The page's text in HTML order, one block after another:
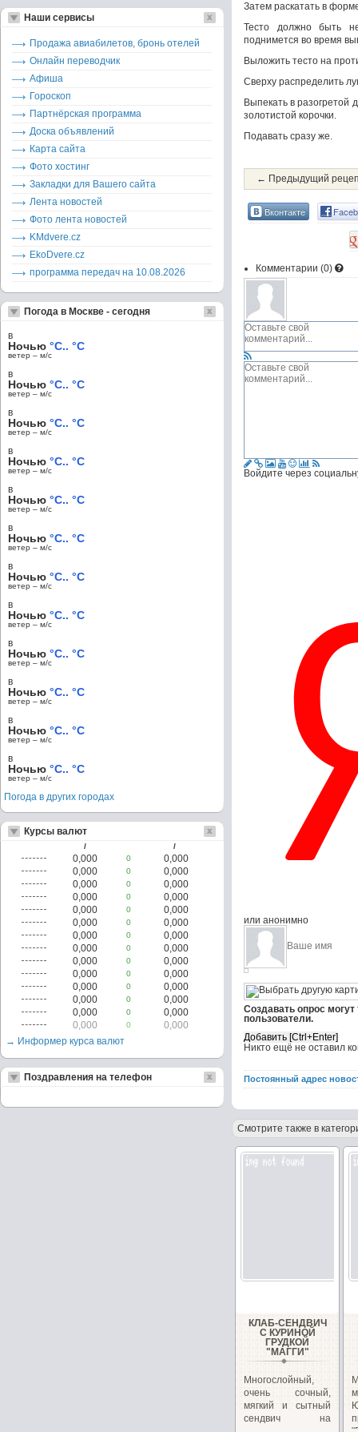
Затем раскатать в
Тесто должно быть
поднимется во время
Выложить тесто на
Сверху распределить
Выпекать в разогретой
золотистой корочки.
Подавать сразу же.
← Предыдущий
Вконтакте
Комментарии (0)
Войдите через
или анонимно
Создавать опрос
пользователи.
Никто ещё не оставил
Постоянный адрес
Смотрите также в
КЛАБ-СЕНДВИЧ
С КУРИНОЙ
ГРУДКОЙ
"МАГГИ"
Многослойный,
очень сочный,
мягкий и сытный
сендвич на
Наши сервисы
Продажа авиабилетов, бронь отелей
Онлайн переводчик
Афиша
Гороскоп
Партнёрская программа
Доска объявлений
Карта сайта
Фото хостинг
Закладки для Вашего сайта
Лента новостей
Фото лента новостей
KMdvere.cz
EkoDvere.cz
программа передач на 10.08.2026
Погода в Москве - сегодня
в
Ночью °C.. °C
ветер – м/c
в
Ночью °C.. °C
ветер – м/c
в
Ночью °C.. °C
ветер – м/c
в
Ночью °C.. °C
ветер – м/c
в
Ночью °C.. °C
ветер – м/c
в
Ночью °C.. °C
ветер – м/c
в
Ночью °C.. °C
ветер – м/c
в
Ночью °C.. °C
ветер – м/c
в
Ночью °C.. °C
ветер – м/c
в
Ночью °C.. °C
ветер – м/c
в
Ночью °C.. °C
ветер – м/c
в
Ночью °C.. °C
ветер – м/c
Погода в других городах
Курсы валют
/ /
0,000 0
0,000
0,000
0
0,000
0,000
0
0,000
0,000
0
0,000
0,000
0
0,000
0,000
0
0,000
0,000
0
0,000
0,000
0
0,000
0,000
0
0,000
0,000
0
0,000
0,000
0
0,000
0,000
0
0,000
0,000
0
0,000
0,000
0
0,000
→ Информер курса валют
Поздравления на телефон